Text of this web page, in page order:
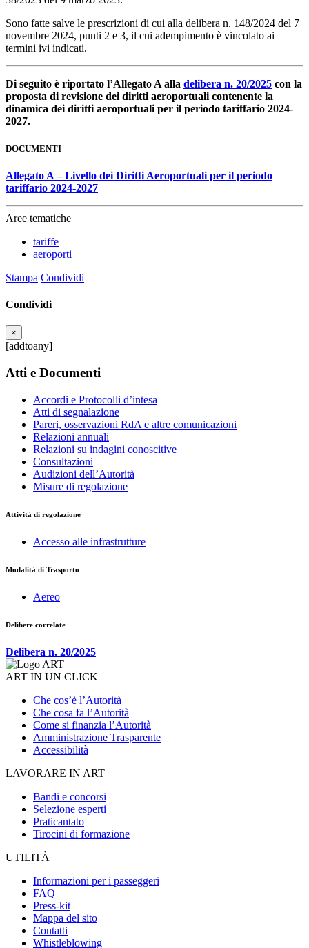
Sono fatte salve le prescrizioni di cui alla delibera n. 148/2024 del 7
novembre 2024, punti 2 e 3, il cui adempimento è vincolato ai
termini ivi indicati.
Di seguito è riportato l’Allegato A alla delibera n. 20/2025 con la
proposta di revisione dei diritti aeroportuali contenente la
dinamica dei diritti aeroportuali per il periodo tariffario 2024-
2027.
DOCUMENTI
Allegato A – Livello dei Diritti Aeroportuali per il periodo
tariffario 2024-2027
Aree tematiche
tariffe
aeroporti
Stampa Condividi
Condividi
×
[addtoany]
Atti e Documenti
Accordi e Protocolli d’intesa
Atti di segnalazione
Pareri, osservazioni RdA e altre comunicazioni
Relazioni annuali
Relazioni su indagini conoscitive
Consultazioni
Audizioni dell’Autorità
Misure di regolazione
Attività di regolazione
Accesso alle infrastrutture
Modalità di Trasporto
Aereo
Delibere correlate
Delibera n. 20/2025
ART IN UN CLICK
Che cos’è l’Autorità
Che cosa fa l’Autorità
Come si finanzia l’Autorità
Amministrazione Trasparente
Accessibilità
LAVORARE IN ART
Bandi e concorsi
Selezione esperti
Praticantato
Tirocini di formazione
UTILITÀ
Informazioni per i passeggeri
FAQ
Press-kit
Mappa del sito
Contatti
Whistleblowing